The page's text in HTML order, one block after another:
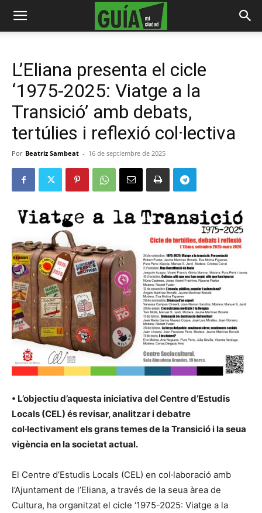
L’Eliana presenta el cicle
‘1975-2025: Viatge a la
Transició’ amb debats,
tertúlies i reflexió col·lectiva
Por Beatriz Sambeat - 16 de septiembre de 2025
• L’objectiu d’aquesta iniciativa del Centre d’Estudis
Locals (CEL) és revisar, analitzar i debatre
col·lectivament els grans temes de la Transició i la seua
vigència en la societat actual.
El Centre d’Estudis Locals (CEL) en col·laboració amb
l’Ajuntament de l’Eliana, a través de la seua àrea de
Cultura, ha organitzat el cicle ‘1975-2025: Viatge a la